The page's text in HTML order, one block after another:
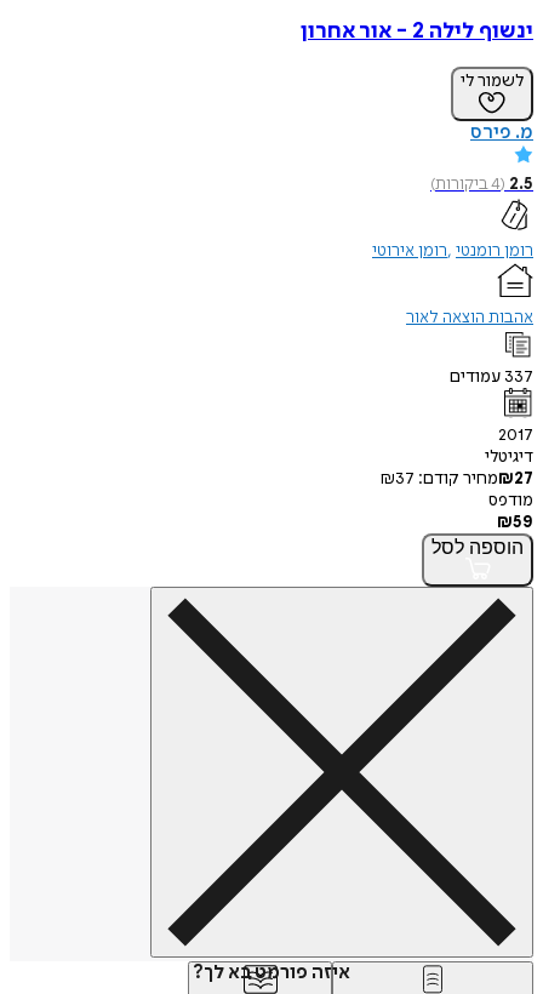
ינשוף לילה 2 - אור אחרון
לשמור לי
מ. פירס
2.5
(
4ביקורות)
רומן רומנטי רומן אירוטי
אהבות הוצאה לאור
337 עמודים
2017
דיגיטלי
₪27 מחיר קודם: ₪37
מודפס
₪59
הוספה לסל
איזה פורמט בא לך?